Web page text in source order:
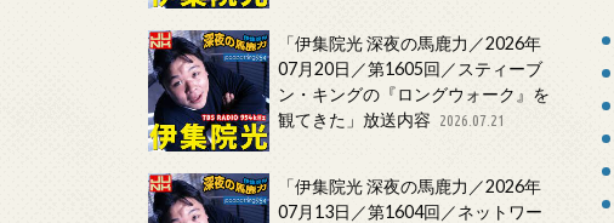
「伊集院光 深夜の馬鹿力／2026年
07月20日／第1605回／スティーブ
ン・キングの『ロングウォーク』を
観てきた」放送内容
2026.07.21
「伊集院光 深夜の馬鹿力／2026年
07月13日／第1604回／ネットワー